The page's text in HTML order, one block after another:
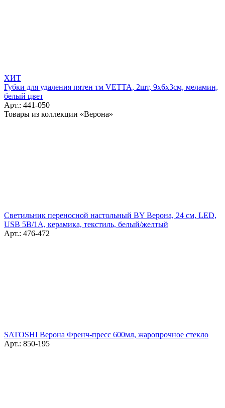
ХИТ
Губки для удаления пятен тм VETTA, 2шт, 9х6х3см, меламин,
белый цвет
Арт.: 441-050
Товары из коллекции «Верона»
Светильник переносной настольный BY Верона, 24 см, LED,
USB 5В/1А, керамика, текстиль, белый/желтый
Арт.: 476-472
SATOSHI Верона Френч-пресс 600мл, жаропрочное стекло
Арт.: 850-195